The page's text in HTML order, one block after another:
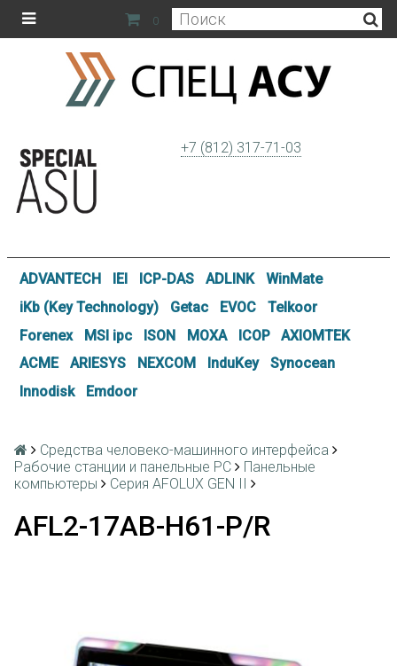
0
+7 (812) 317-71-03
ADVANTECH IEI ICP-DAS ADLINK
WinMate
iKb (Key Technology)
Getac EVOC
Telkoor
Forenex
MSI ipc ISON MOXA ICOP
AXIOMTEK
ACME
ARIESYS NEXCOM InduKey
Synocean
Innodisk
Emdoor
Средства человеко-машинного интерфейса
Рабочие станции и панельные РС
Панельные
компьютеры
Серия AFOLUX GEN II
AFL2-17AB-H61-P/R